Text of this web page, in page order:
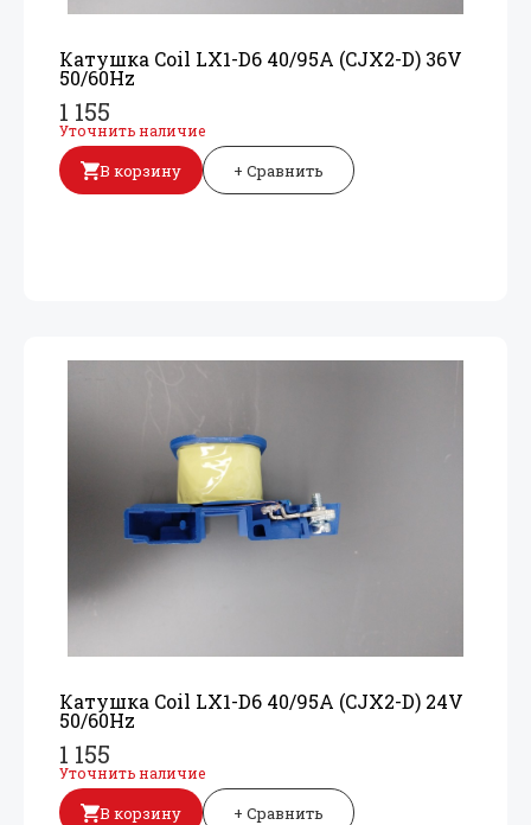
Катушка Coil LX1-D6 40/95A (CJX2-D) 36V
50/60Hz
1 155
Уточнить наличие
В корзину + Сравнить
Катушка Coil LX1-D6 40/95A (CJX2-D) 24V
50/60Hz
1 155
Уточнить наличие
В корзину + Сравнить